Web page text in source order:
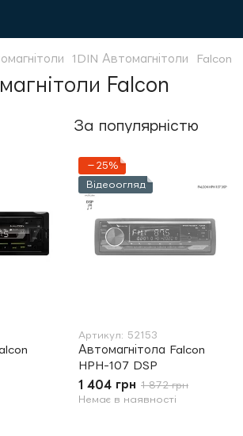
1DIN Автомагнітоли Falcon
Falcon
За популярністю
−25%
Відеоогляд
Артикул: 52153
Автомагнітола Falcon
HPH-107 DSP
1 404 грн 1 872 грн
Немає в наявності